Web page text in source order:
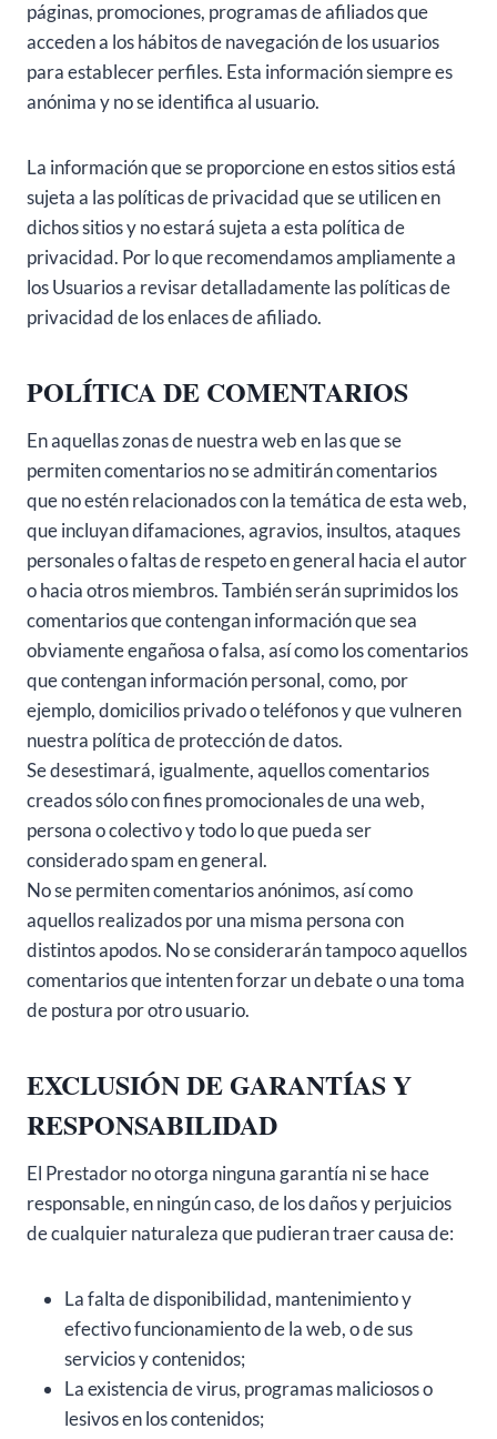
páginas, promociones, programas de afiliados que
acceden a los hábitos de navegación de los usuarios
para establecer perfiles. Esta información siempre es
anónima y no se identifica al usuario.
La información que se proporcione en estos sitios está
sujeta a las políticas de privacidad que se utilicen en
dichos sitios y no estará sujeta a esta política de
privacidad. Por lo que recomendamos ampliamente a
los Usuarios a revisar detalladamente las políticas de
privacidad de los enlaces de afiliado.
POLÍTICA DE COMENTARIOS
En aquellas zonas de nuestra web en las que se
permiten comentarios no se admitirán comentarios
que no estén relacionados con la temática de esta web,
que incluyan difamaciones, agravios, insultos, ataques
personales o faltas de respeto en general hacia el autor
o hacia otros miembros. También serán suprimidos los
comentarios que contengan información que sea
obviamente engañosa o falsa, así como los comentarios
que contengan información personal, como, por
ejemplo, domicilios privado o teléfonos y que vulneren
nuestra política de protección de datos.
Se desestimará, igualmente, aquellos comentarios
creados sólo con fines promocionales de una web,
persona o colectivo y todo lo que pueda ser
considerado spam en general.
No se permiten comentarios anónimos, así como
aquellos realizados por una misma persona con
distintos apodos. No se considerarán tampoco aquellos
comentarios que intenten forzar un debate o una toma
de postura por otro usuario.
EXCLUSIÓN DE GARANTÍAS Y
RESPONSABILIDAD
El Prestador no otorga ninguna garantía ni se hace
responsable, en ningún caso, de los daños y perjuicios
de cualquier naturaleza que pudieran traer causa de:
La falta de disponibilidad, mantenimiento y
efectivo funcionamiento de la web, o de sus
servicios y contenidos;
La existencia de virus, programas maliciosos o
lesivos en los contenidos;